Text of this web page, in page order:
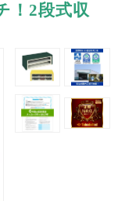
！2段式収